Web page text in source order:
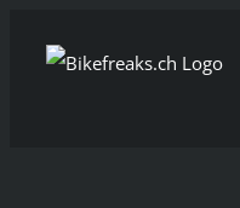
Inhalt